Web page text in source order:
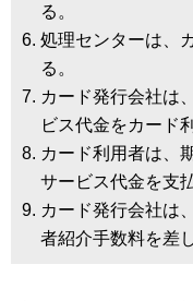
る。
処理センターは、
る。
カード発行会社は
ビス代金をカード
カード利用者は、
サービス代金を支
カード発行会社は
者紹介手数料を差